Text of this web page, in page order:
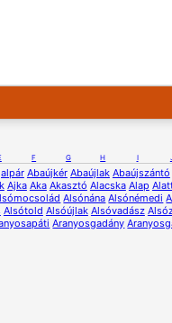
F G H I
Abaújkér Abaújlak Abaújszántó
Ajka Aka Akasztó Alacska Alap
Alsónána Alsónémedi
Alsótold Alsóújlak Alsóvadász
Aranyosgadány